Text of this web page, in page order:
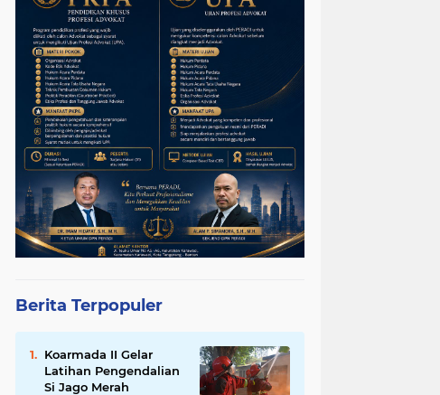
Berita Terpopuler
Koarmada II Gelar
Latihan Pengendalian
Si Jago Merah